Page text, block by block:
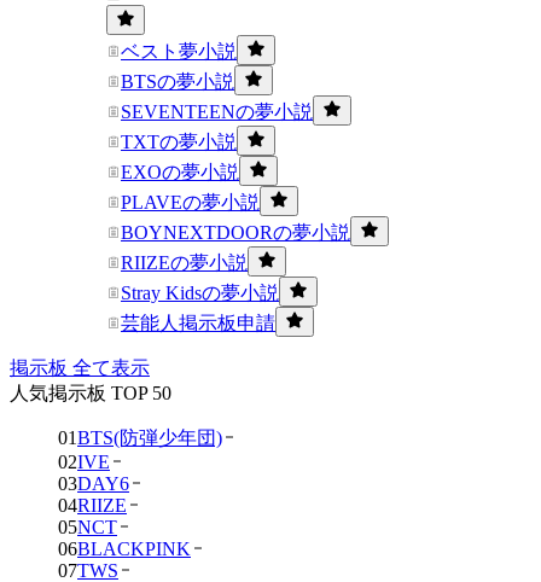
ベスト夢小説
BTSの夢小説
SEVENTEENの夢小説
TXTの夢小説
EXOの夢小説
PLAVEの夢小説
BOYNEXTDOORの夢小説
RIIZEの夢小説
Stray Kidsの夢小説
芸能人掲示板申請
掲示板 全て表示
人気掲示板 TOP 50
01BTS(防弾少年団)
02IVE
03DAY6
04RIIZE
05NCT
06BLACKPINK
07TWS